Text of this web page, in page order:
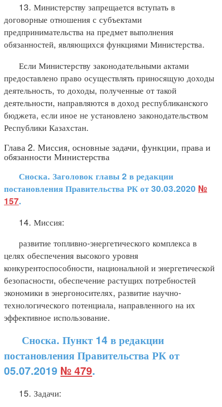
13. Министерству запрещается вступать в
договорные отношения с субъектами
предпринимательства на предмет выполнения
обязанностей, являющихся функциями Министерства.
Если Министерству законодательными актами
предоставлено право осуществлять приносящую доходы
деятельность, то доходы, полученные от такой
деятельности, направляются в доход республиканского
бюджета, если иное не установлено законодательством
Республики Казахстан.
Глава 2. Миссия, основные задачи, функции, права и
обязанности Министерства
Сноска. Заголовок главы 2 в редакции
постановления Правительства РК от 30.03.2020 №
157.
14. Миссия:
развитие топливно-энергетического комплекса в
целях обеспечения высокого уровня
конкурентоспособности, национальной и энергетической
безопасности, обеспечение растущих потребностей
экономики в энергоносителях, развитие научно-
технологического потенциала, направленного на их
эффективное использование.
Сноска. Пункт 14 в редакции
постановления Правительства РК от
05.07.2019 № 479.
15. Задачи: